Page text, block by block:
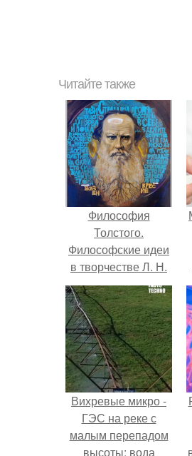
Читайте также
Философия
Толстого.
Философские идеи
в творчестве Л. Н.
Толстого.
Вихревые микро -
ГЭС на реке с
малым перепадом
высоты: вода